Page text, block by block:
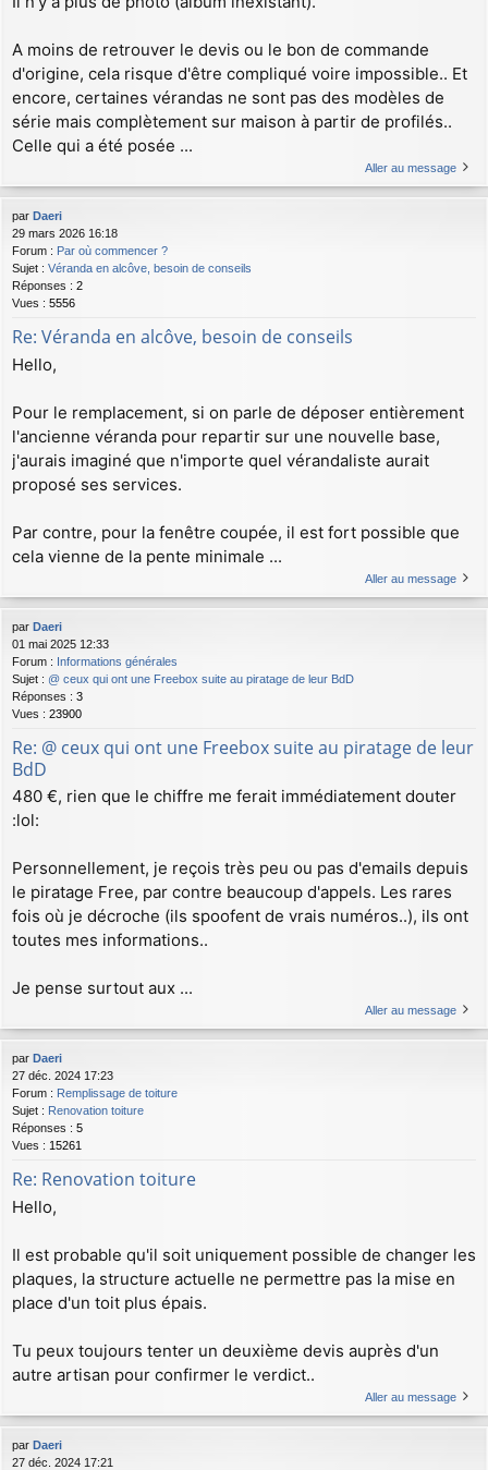
A moins de retrouver le devis ou le bon de commande
d'origine, cela risque d'être compliqué voire impossible.. Et
encore, certaines vérandas ne sont pas des modèles de
série mais complètement sur maison à partir de profilés..
Celle qui a été posée ...
Aller au message
par Daeri
29 mars 2026 16:18
Forum : Par où commencer ?
Sujet : Véranda en alcôve, besoin de conseils
Réponses : 2
Vues : 5556
Re: Véranda en alcôve, besoin de conseils
Hello,
Pour le remplacement, si on parle de déposer entièrement
l'ancienne véranda pour repartir sur une nouvelle base,
j'aurais imaginé que n'importe quel vérandaliste aurait
proposé ses services.
Par contre, pour la fenêtre coupée, il est fort possible que
cela vienne de la pente minimale ...
Aller au message
par Daeri
01 mai 2025 12:33
Forum : Informations générales
Sujet : @ ceux qui ont une Freebox suite au piratage de leur BdD
Réponses : 3
Vues : 23900
Re: @ ceux qui ont une Freebox suite au piratage de leur
BdD
480 €, rien que le chiffre me ferait immédiatement douter
:lol:
Personnellement, je reçois très peu ou pas d'emails depuis
le piratage Free, par contre beaucoup d'appels. Les rares
fois où je décroche (ils spoofent de vrais numéros..), ils ont
toutes mes informations..
Je pense surtout aux ...
Aller au message
par Daeri
27 déc. 2024 17:23
Forum : Remplissage de toiture
Sujet : Renovation toiture
Réponses : 5
Vues : 15261
Re: Renovation toiture
Hello,
Il est probable qu'il soit uniquement possible de changer les
plaques, la structure actuelle ne permettre pas la mise en
place d'un toit plus épais.
Tu peux toujours tenter un deuxième devis auprès d'un
autre artisan pour confirmer le verdict..
Aller au message
par Daeri
27 déc. 2024 17:21